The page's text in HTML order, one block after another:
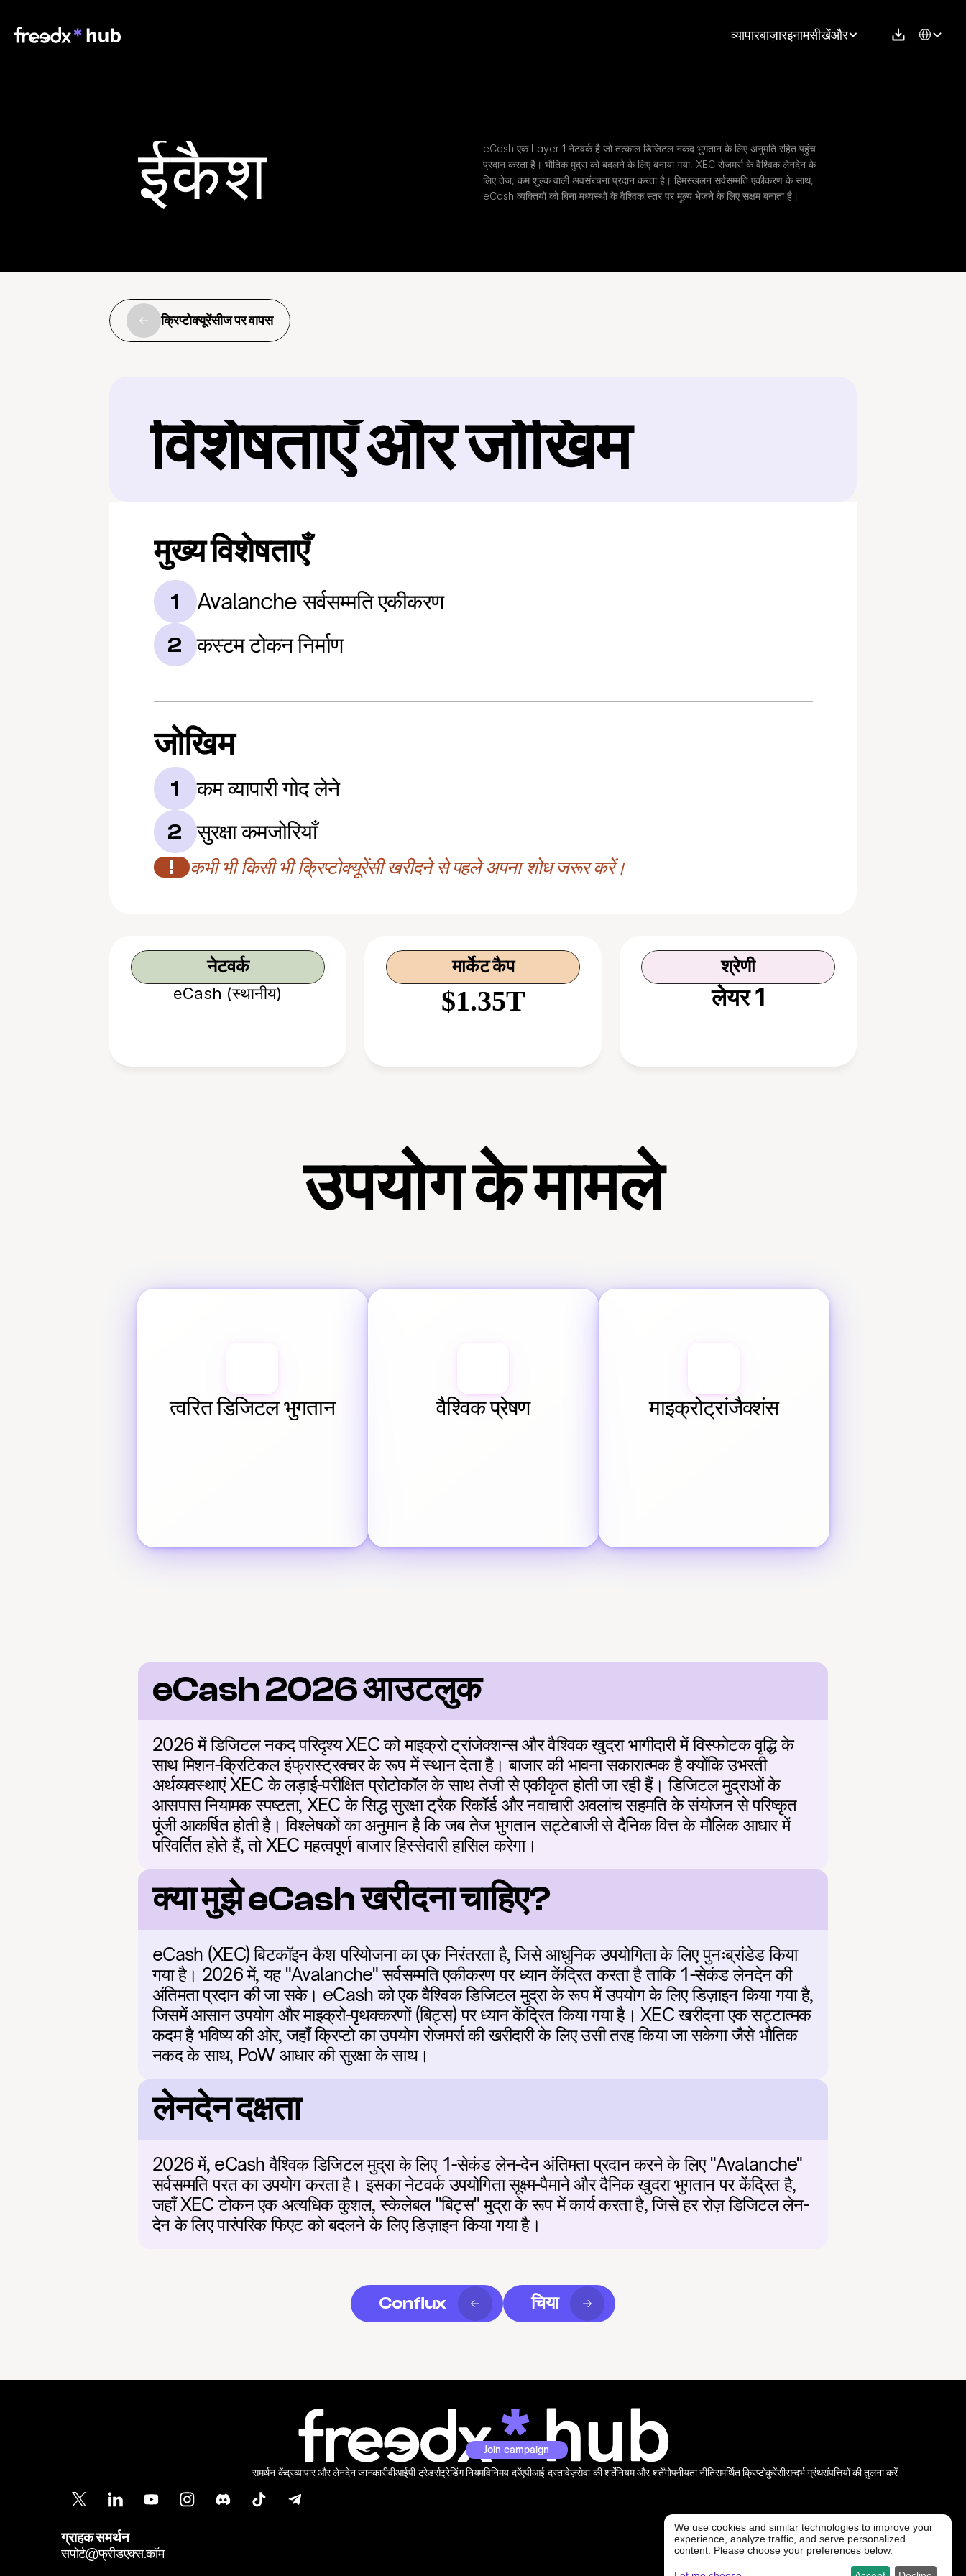
व्यापारबाज़ारइनामसीखेंऔर Select
ईकैश
eCash एक Layer 1 नेटवर्क है जो तत्काल डिजिटल नकद भुगतान के लिए अनुमति रहित पहुंच
प्रदान करता है। भौतिक मुद्रा को बदलने के लिए बनाया गया, XEC रोजमर्रा के वैश्विक लेनदेन के
लिए तेज, कम शुल्क वाली अवसंरचना प्रदान करता है। हिमस्खलन सर्वसम्मति एकीकरण के साथ,
eCash व्यक्तियों को बिना मध्यस्थों के वैश्विक स्तर पर मूल्य भेजने के लिए सक्षम बनाता है।
क्रिप्टोक्यूरेंसीज पर वापस
विशेषताएँ और जोखिम
मुख्य विशेषताएँ
1 Avalanche सर्वसम्मति एकीकरण
2 कस्टम टोकन निर्माण
जोखिम
1 कम व्यापारी गोद लेने
2 सुरक्षा कमजोरियाँ
! कभी भी किसी भी क्रिप्टोक्यूरेंसी खरीदने से पहले अपना शोध जरूर करें।
नेटवर्क
eCash (स्थानीय)
मार्केट कैप
$1.35T
श्रेणी
लेयर 1
उपयोग के मामले
त्वरित डिजिटल भुगतान वैश्विक प्रेषण माइक्रोट्रांजैक्शंस
eCash 2026 आउटलुक
2026 में डिजिटल नकद परिदृश्य XEC को माइक्रो ट्रांजेक्शन्स और वैश्विक खुदरा भागीदारी में विस्फोटक वृद्धि के
साथ मिशन-क्रिटिकल इंफ्रास्ट्रक्चर के रूप में स्थान देता है। बाजार की भावना सकारात्मक है क्योंकि उभरती
अर्थव्यवस्थाएं XEC के लड़ाई-परीक्षित प्रोटोकॉल के साथ तेजी से एकीकृत होती जा रही हैं। डिजिटल मुद्राओं के
आसपास नियामक स्पष्टता, XEC के सिद्ध सुरक्षा ट्रैक रिकॉर्ड और नवाचारी अवलांच सहमति के संयोजन से परिष्कृत
पूंजी आकर्षित होती है। विश्लेषकों का अनुमान है कि जब तेज भुगतान सट्टेबाजी से दैनिक वित्त के मौलिक आधार में
परिवर्तित होते हैं, तो XEC महत्वपूर्ण बाजार हिस्सेदारी हासिल करेगा।
क्या मुझे eCash खरीदना चाहिए?
eCash (XEC) बिटकॉइन कैश परियोजना का एक निरंतरता है, जिसे आधुनिक उपयोगिता के लिए पुनःब्रांडेड किया
गया है। 2026 में, यह "Avalanche" सर्वसम्मति एकीकरण पर ध्यान केंद्रित करता है ताकि 1-सेकंड लेनदेन की
अंतिमता प्रदान की जा सके। eCash को एक वैश्विक डिजिटल मुद्रा के रूप में उपयोग के लिए डिज़ाइन किया गया है,
जिसमें आसान उपयोग और माइक्रो-पृथक्करणों (बिट्स) पर ध्यान केंद्रित किया गया है। XEC खरीदना एक सट्टात्मक
कदम है भविष्य की ओर, जहाँ क्रिप्टो का उपयोग रोजमर्रा की खरीदारी के लिए उसी तरह किया जा सकेगा जैसे भौतिक
नकद के साथ, PoW आधार की सुरक्षा के साथ।
लेनदेन दक्षता
2026 में, eCash वैश्विक डिजिटल मुद्रा के लिए 1-सेकंड लेन-देन अंतिमता प्रदान करने के लिए "Avalanche"
सर्वसम्मति परत का उपयोग करता है। इसका नेटवर्क उपयोगिता सूक्ष्म-पैमाने और दैनिक खुदरा भुगतान पर केंद्रित है,
जहाँ XEC टोकन एक अत्यधिक कुशल, स्केलेबल "बिट्स" मुद्रा के रूप में कार्य करता है, जिसे हर रोज़ डिजिटल लेन-
देन के लिए पारंपरिक फिएट को बदलने के लिए डिज़ाइन किया गया है।
Conflux चिया
Join campaign
समर्थन केंद्रव्यापार और लेनदेन जानकारीवीआईपी ट्रेडर्सट्रेडिंग नियमविनिमय दरेंएपीआई दस्तावेज़सेवा की शर्तेंनियम और शर्तेंगोपनीयता नीतिसमर्थित क्रिप्टोकुरेंसीसन्दर्भ ग्रंथसंपत्तियों की तुलना करें
ग्राहक समर्थन
सपोर्ट@फ्रीडएक्स.कॉम
@ Freedx 2026
We use cookies and similar technologies to improve your
experience, analyze traffic, and serve personalized
content. Please choose your preferences below.